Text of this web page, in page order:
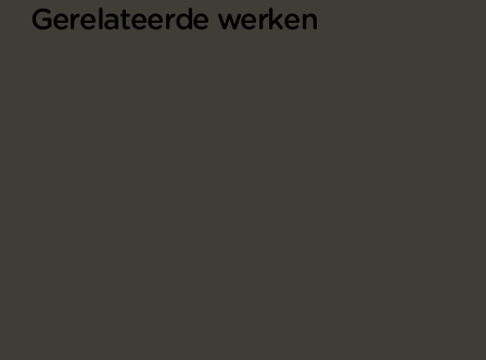
Gerelateerde werken